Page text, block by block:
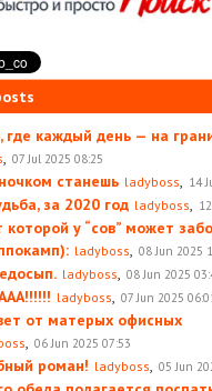
где каждый день — на
07 Jul 2025 08:25
станешь ladyboss 14
за 2020 год ladyboss
которой у “сов” может
ladyboss 08 Jun 2025
ladyboss 08 Jun 2025
ladyboss 07 Jun 2025
от матерых офисных
06 Jun 2025 07:53
роман! ladyboss 05 Jun